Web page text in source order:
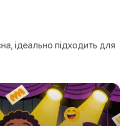
ідеально підходить для